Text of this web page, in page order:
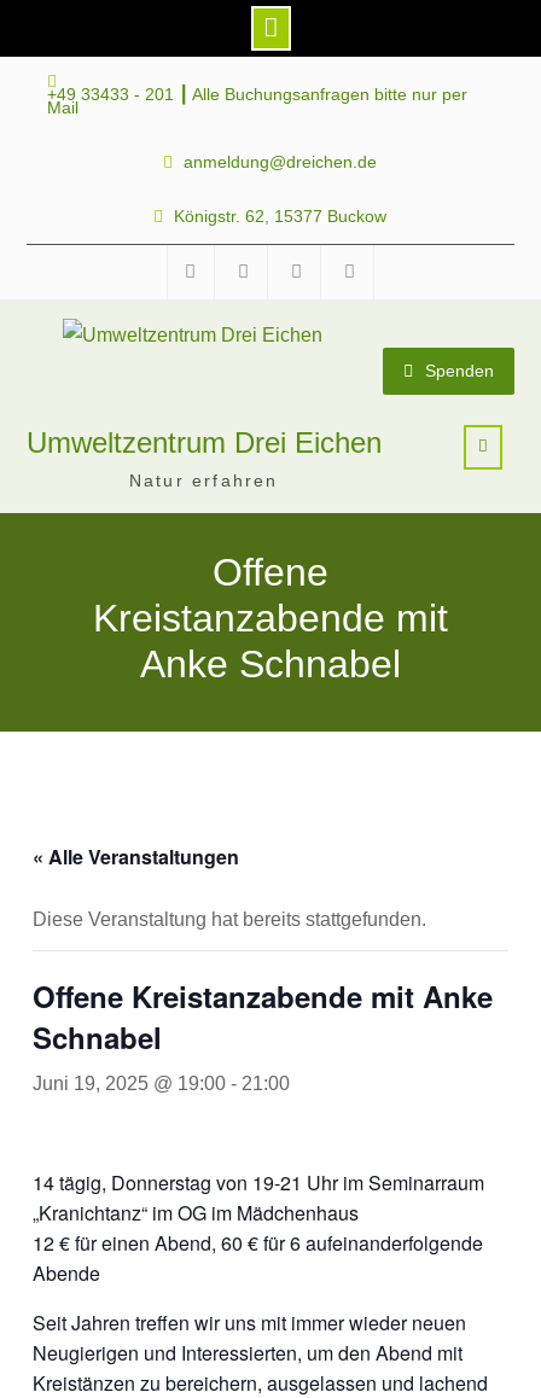
+49 33433 - 201 ┃ Alle Buchungsanfragen bitte nur per
Mail
anmeldung@dreichen.de
Königstr. 62, 15377 Buckow
Spenden
Umweltzentrum Drei Eichen
Natur erfahren
Offene
Kreistanzabende mit
Anke Schnabel
« Alle Veranstaltungen
Diese Veranstaltung hat bereits stattgefunden.
Offene Kreistanzabende mit Anke
Schnabel
Juni 19, 2025 @ 19:00- 21:00
14 tägig, Donnerstag von 19-21 Uhr im Seminarraum
„Kranichtanz“ im OG im Mädchenhaus
12 € für einen Abend, 60 € für 6 aufeinanderfolgende
Abende
Seit Jahren treffen wir uns mit immer wieder neuen
Neugierigen und Interessierten, um den Abend mit
Kreistänzen zu bereichern, ausgelassen und lachend